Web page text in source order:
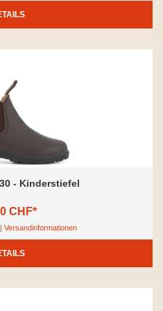
- Kinderstiefel
CHF*
Versandinformationen